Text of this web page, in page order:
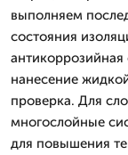
выполняем
состояния
нанесение
проверка. Для
многослойные
для повышения